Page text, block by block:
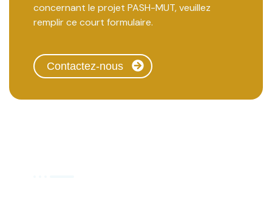
concernant le projet PASH-MUT, veuillez
remplir ce court formulaire.
Contactez-nous